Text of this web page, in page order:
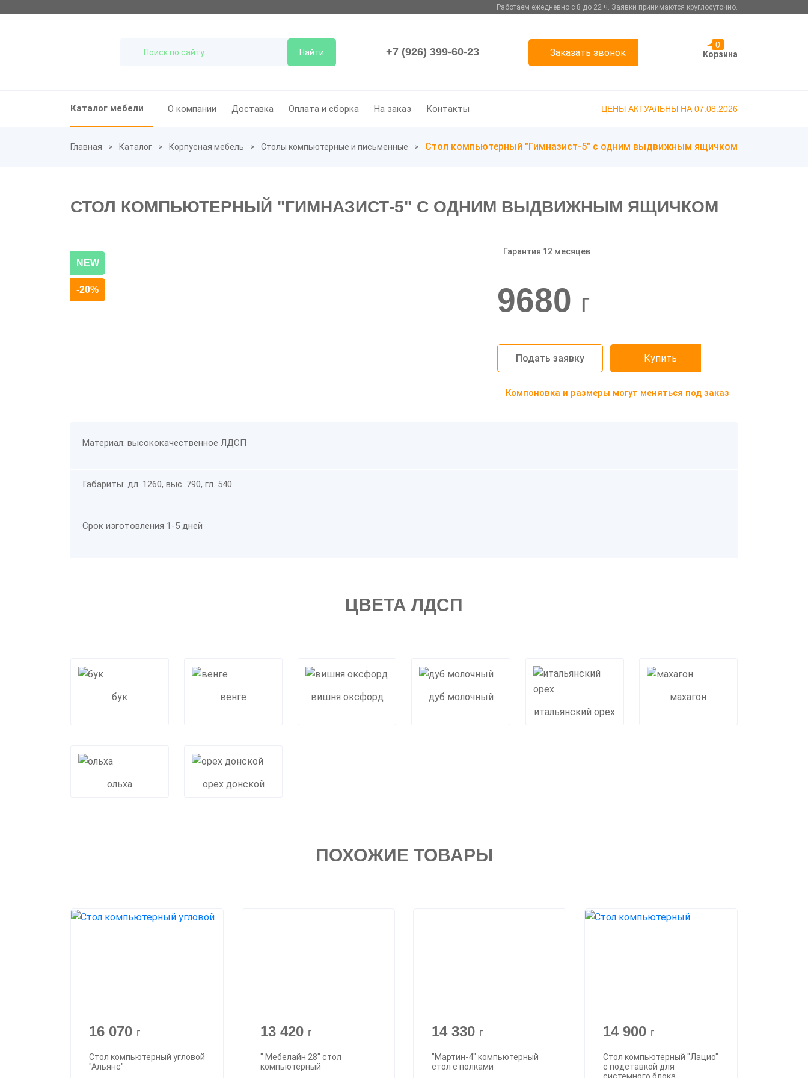
Работаем ежедневно с 8 до 22 ч. Заявки принимаются круглосуточно.
Найти +7 (926) 399-60-23 Заказать звонок
0
Корзина
Каталог мебели О компании Доставка Оплата и сборка На заказ Контакты ЦЕНЫ АКТУАЛЬНЫ НА 07.08.2026
Главная Каталог Корпусная мебель Столы компьютерные и письменные Стол компьютерный "Гимназист-5" с одним выдвижным ящичком
СТОЛ КОМПЬЮТЕРНЫЙ "ГИМНАЗИСТ-5" С ОДНИМ ВЫДВИЖНЫМ ЯЩИЧКОМ
NEW
-20%
Гарантия 12 месяцев
9680 г
Подать заявку Купить
Компоновка и размеры могут меняться под заказ
Материал: высококачественное ЛДСП
Габариты: дл. 1260, выс. 790, гл. 540
Срок изготовления 1-5 дней
ЦВЕТА ЛДСП
бук венге вишня оксфорд
дуб молочный
итальянский орех
махагон
ольха орех донской
ПОХОЖИЕ ТОВАРЫ
16 070 г
Стол компьютерный угловой
"Альянс"
13 420 г
" Мебелайн 28" стол
компьютерный
14 330 г
"Мартин-4" компьютерный
стол с полками
14 900 г
Стол компьютерный "Лацио"
с подставкой для
системного блока